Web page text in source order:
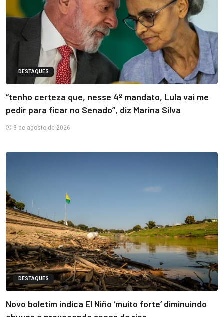
DESTAQUES
“tenho certeza que, nesse 4º mandato, Lula vai me
pedir para ficar no Senado”, diz Marina Silva
3 de agosto de 2026
DESTAQUES
Novo boletim indica El Niño ‘muito forte’ diminuindo